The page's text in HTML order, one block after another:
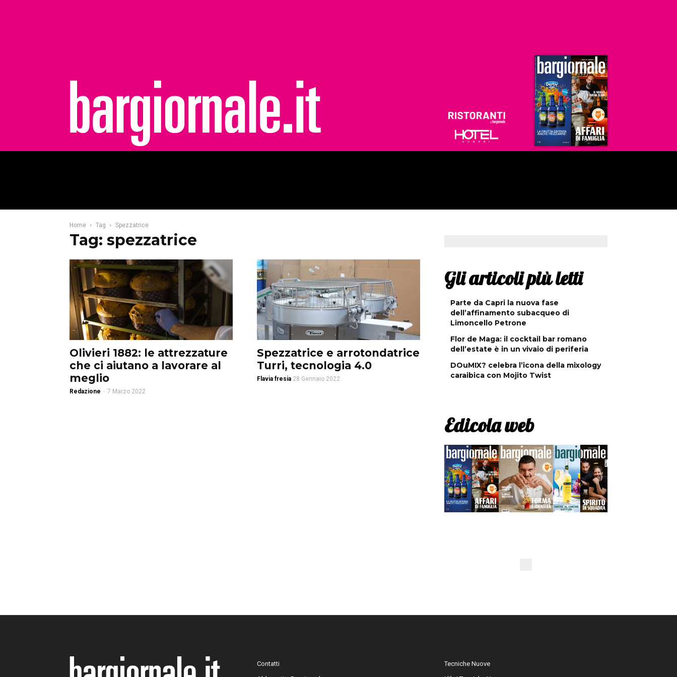
Ristoranti
Hoteldomani
Home Tag Spezzatrice
Tag: spezzatrice
Olivieri 1882: le attrezzature
che ci aiutano a lavorare al
meglio
Redazione - 7 Marzo 2022
Spezzatrice e arrotondatrice
Turri, tecnologia 4.0
Flavia fresia 28 Gennaio 2022
Gli articoli più letti
Parte da Capri la nuova fase
dell’affinamento subacqueo di
Limoncello Petrone
Flor de Maga: il cocktail bar romano
dell’estate è in un vivaio di periferia
DOuMIX? celebra l’icona della mixology
caraibica con Mojito Twist
Edicola web
Contatti
Tecniche Nuove